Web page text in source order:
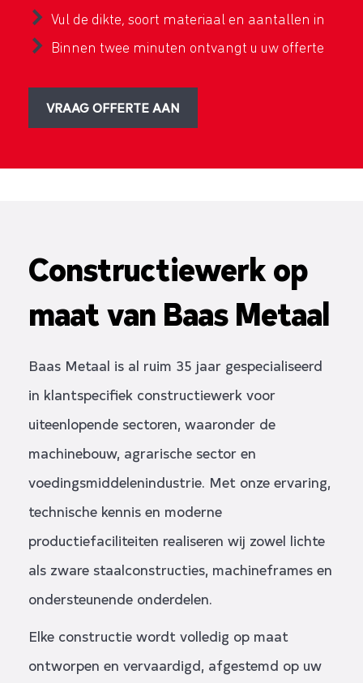
Vul de dikte, soort materiaal en aantallen in
Binnen twee minuten ontvangt u uw offerte
VRAAG OFFERTE AAN
Constructiewerk op
maat van Baas Metaal
Baas Metaal is al ruim 35 jaar gespecialiseerd
in klantspecifiek constructiewerk voor
uiteenlopende sectoren, waaronder de
machinebouw, agrarische sector en
voedingsmiddelenindustrie. Met onze ervaring,
technische kennis en moderne
productiefaciliteiten realiseren wij zowel lichte
als zware staalconstructies, machineframes en
ondersteunende onderdelen.
Elke constructie wordt volledig op maat
ontworpen en vervaardigd, afgestemd op uw